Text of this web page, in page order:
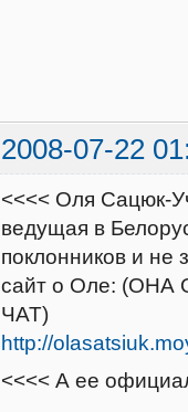
2008-07-22
<<<< Оля Сацюк-
ведущая в
поклонников и не
сайт о Оле:
ЧАТ)
http://
<<<< А ее